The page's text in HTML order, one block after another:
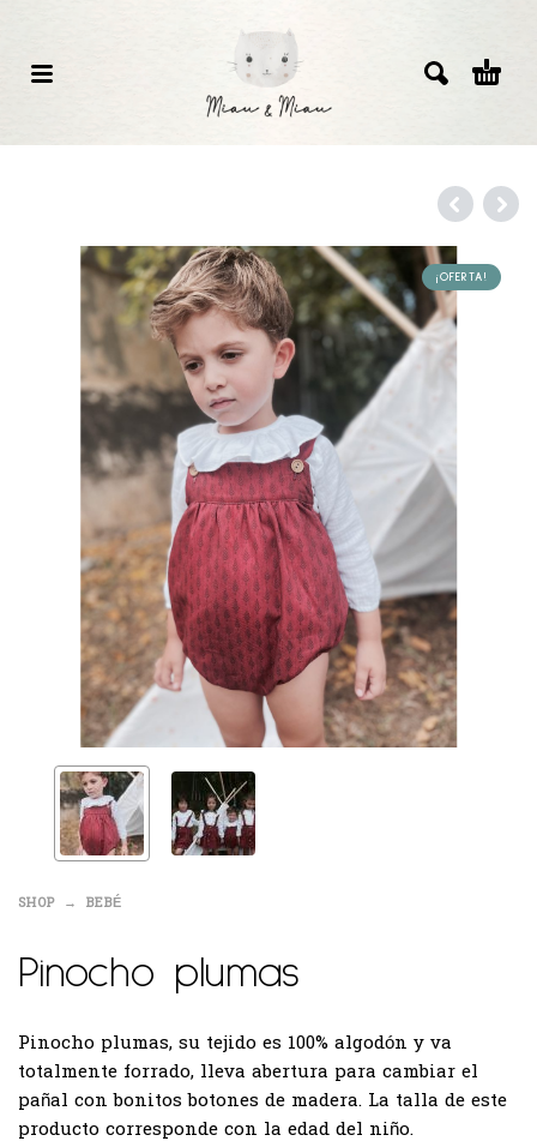
¡OFERTA!
SHOP BEBÉ
Pinocho plumas
Pinocho plumas, su tejido es 100% algodón y va
totalmente forrado, lleva abertura para cambiar el
pañal con bonitos botones de madera. La talla de este
producto corresponde con la edad del niño.